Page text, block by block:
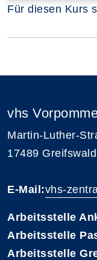
Für diesen Kurs
vhs
Martin-Luther-
17489 Greifswald
E-Mail:vhs-
Arbeitsstelle
Arbeitsstelle
Arbeitsstelle